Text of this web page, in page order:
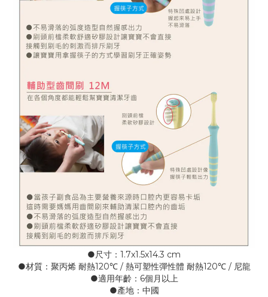
●尺寸：1.7x1.5x14.3 cm
●材質：聚丙烯 耐熱120℃ / 熱可塑性彈性體 耐熱120℃ / 尼龍
●適用年齡：6個月以上
●產地：中國